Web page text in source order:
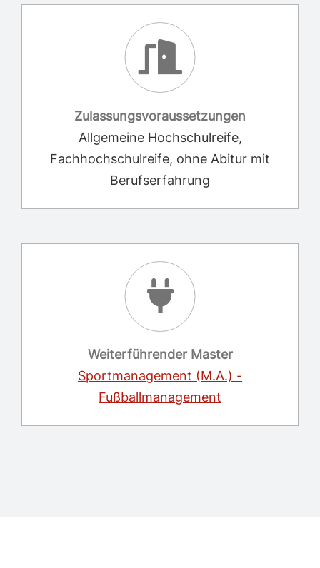
Zulassungsvoraussetzungen
Allgemeine Hochschulreife,
Fachhochschulreife, ohne Abitur mit
Berufserfahrung
Weiterführender Master
Sportmanagement (M.A.) -
Fußballmanagement